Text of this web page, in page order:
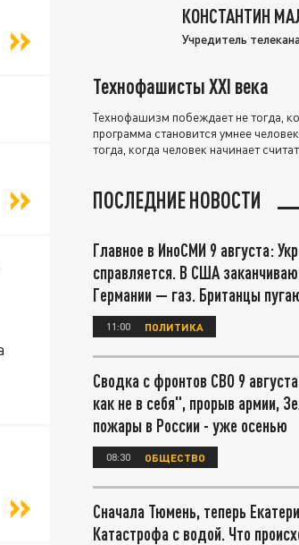
КОНСТАНТИН
Учредитель
Технофашисты XXI века
Технофашизм побеждает не тогда,
программа становится умнее
тогда, когда человек начинает
ПОСЛЕДНИЕ НОВОСТИ
Главное в ИноСМИ 9 августа:
справляется. В США
Германии — газ. Британцы
11:00 ПОЛИТИКА
Сводка с фронтов СВО 9
как не в себя", прорыв армии,
пожары в России - уже осенью
08:30 ОБЩЕСТВО
Сначала Тюмень, теперь
Катастрофа с водой. Что